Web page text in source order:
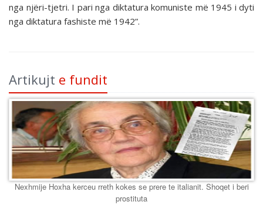
nga njëri-tjetri. I pari nga diktatura komuniste më 1945 i dyti
nga diktatura fashiste më 1942”.
Artikujt e fundit
Nexhmije Hoxha kerceu rreth kokes se prere te italianit. Shoqet i beri
prostituta